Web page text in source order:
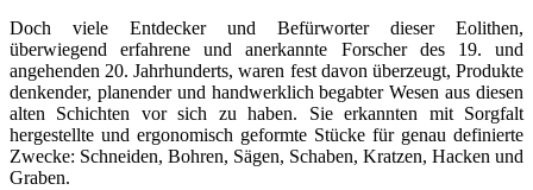
Doch viele Entdecker und Befürworter dieser Eolithen,
überwiegend erfahrene und anerkannte Forscher des 19. und
angehenden 20. Jahrhunderts, waren fest davon überzeugt, Produkte
denkender, planender und handwerklich begabter Wesen aus diesen
alten Schichten vor sich zu haben. Sie erkannten mit Sorgfalt
hergestellte und ergonomisch geformte Stücke für genau definierte
Zwecke: Schneiden, Bohren, Sägen, Schaben, Kratzen, Hacken und
Graben.